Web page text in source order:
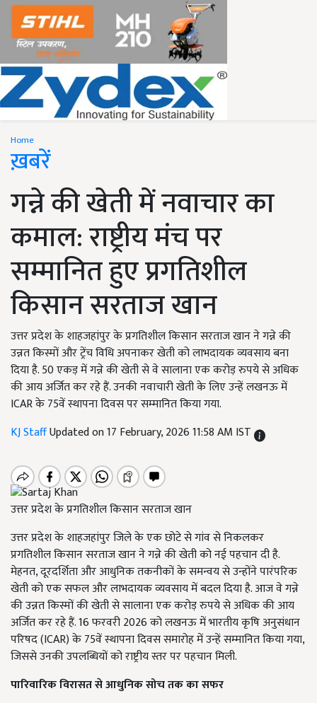
Home
ख़बरें
गन्ने की खेती में नवाचार का
कमाल: राष्ट्रीय मंच पर
सम्मानित हुए प्रगतिशील
किसान सरताज खान
उत्तर प्रदेश के शाहजहांपुर के प्रगतिशील किसान सरताज खान ने गन्ने की
उन्नत किस्मों और ट्रेंच विधि अपनाकर खेती को लाभदायक व्यवसाय बना
दिया है. 50 एकड़ में गन्ने की खेती से वे सालाना एक करोड़ रुपये से अधिक
की आय अर्जित कर रहे हैं. उनकी नवाचारी खेती के लिए उन्हें लखनऊ में
ICAR के 75वें स्थापना दिवस पर सम्मानित किया गया.
KJ StaffUpdated on 17 February, 2026 11:58 AM IST
उत्तर प्रदेश के प्रगतिशील किसान सरताज खान
उत्तर प्रदेश के शाहजहांपुर जिले के एक छोटे से गांव से निकलकर
प्रगतिशील किसान सरताज खान ने गन्ने की खेती को नई पहचान दी है.
मेहनत, दूरदर्शिता और आधुनिक तकनीकों के समन्वय से उन्होंने पारंपरिक
खेती को एक सफल और लाभदायक व्यवसाय में बदल दिया है. आज वे गन्ने
की उन्नत किस्मों की खेती से सालाना एक करोड़ रुपये से अधिक की आय
अर्जित कर रहे हैं. 16 फरवरी 2026 को लखनऊ में भारतीय कृषि अनुसंधान
परिषद (ICAR) के 75वें स्थापना दिवस समारोह में उन्हें सम्मानित किया गया,
जिससे उनकी उपलब्धियों को राष्ट्रीय स्तर पर पहचान मिली.
पारिवारिक विरासत से आधुनिक सोच तक का सफर